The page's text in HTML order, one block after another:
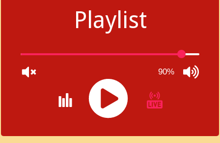
Playlist
90%